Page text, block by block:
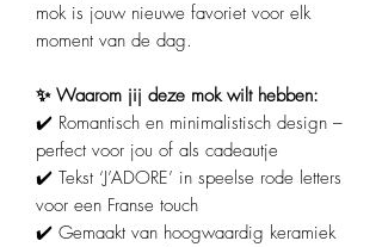
mok is jouw nieuwe favoriet voor elk
moment van de dag.
✨ Waarom jij deze mok wilt hebben:
✔️ Romantisch en minimalistisch design –
perfect voor jou of als cadeautje
✔️ Tekst ‘J’ADORE’ in speelse rode letters
voor een Franse touch
✔️ Gemaakt van hoogwaardig keramiek